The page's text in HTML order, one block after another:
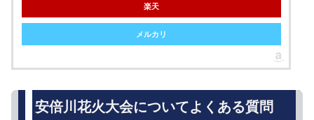
楽天
メルカリ
安倍川花火大会についてよくある質問